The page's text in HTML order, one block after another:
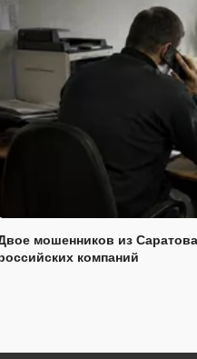
мошенников из
компаний